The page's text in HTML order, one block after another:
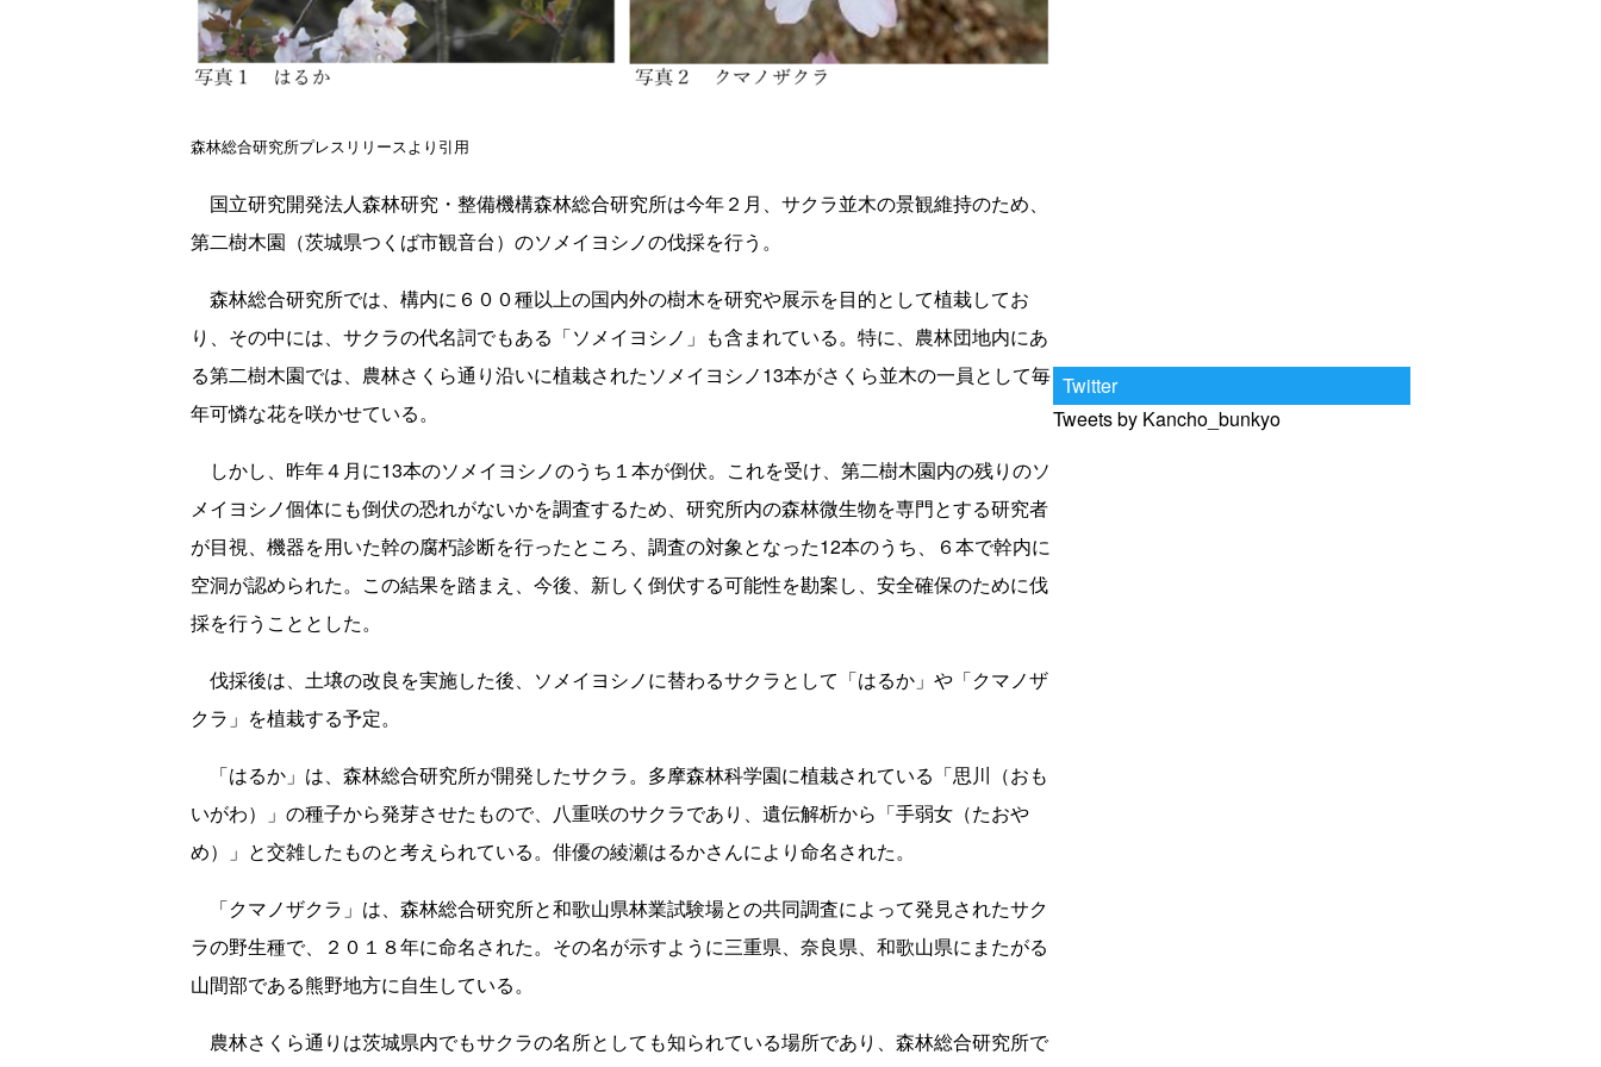
森林総合研究所プレスリリースより引用
国立研究開発法人森林研究・整備機構森林総合研究所は今年２月、サクラ並木の景観維持のため、
第二樹木園（茨城県つくば市観音台）のソメイヨシノの伐採を行う。
森林総合研究所では、構内に６００種以上の国内外の樹木を研究や展示を目的として植栽してお
り、その中には、サクラの代名詞でもある「ソメイヨシノ」も含まれている。特に、農林団地内にあ
る第二樹木園では、農林さくら通り沿いに植栽されたソメイヨシノ13本がさくら並木の一員として毎
年可憐な花を咲かせている。
しかし、昨年４月に13本のソメイヨシノのうち１本が倒伏。これを受け、第二樹木園内の残りのソ
メイヨシノ個体にも倒伏の恐れがないかを調査するため、研究所内の森林微生物を専門とする研究者
が目視、機器を用いた幹の腐朽診断を行ったところ、調査の対象となった12本のうち、６本で幹内に
空洞が認められた。この結果を踏まえ、今後、新しく倒伏する可能性を勘案し、安全確保のために伐
採を行うこととした。
伐採後は、土壌の改良を実施した後、ソメイヨシノに替わるサクラとして「はるか」や「クマノザ
クラ」を植栽する予定。
「はるか」は、森林総合研究所が開発したサクラ。多摩森林科学園に植栽されている「思川（おも
いがわ）」の種子から発芽させたもので、八重咲のサクラであり、遺伝解析から「手弱女（たおや
め）」と交雑したものと考えられている。俳優の綾瀬はるかさんにより命名された。
「クマノザクラ」は、森林総合研究所と和歌山県林業試験場との共同調査によって発見されたサク
ラの野生種で、２０１８年に命名された。その名が示すように三重県、奈良県、和歌山県にまたがる
山間部である熊野地方に自生している。
農林さくら通りは茨城県内でもサクラの名所としても知られている場所であり、森林総合研究所で
Twitter
Tweets by Kancho_bunkyo